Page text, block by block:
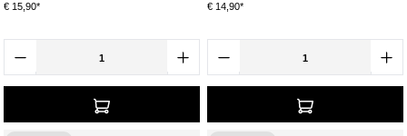
€ 15,90*
€ 14,90*